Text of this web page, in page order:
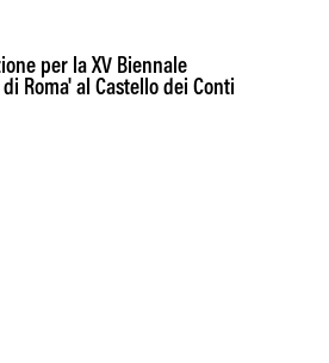
per la XV Biennale
Roma' al Castello dei Conti